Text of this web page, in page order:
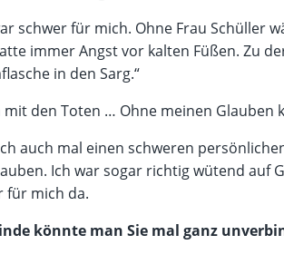
schwer für mich. Ohne Frau Schüller
immer Angst vor kalten Füßen. Zu
in den Sarg.“
mit den Toten … Ohne meinen Glauben
auch mal einen schweren
Ich war sogar richtig wütend
für mich da.
könnte man Sie mal ganz